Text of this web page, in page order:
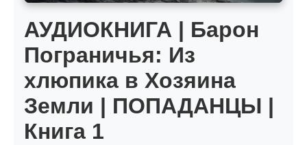
АУДИОКНИГА | Барон
Пограничья: Из
хлюпика в Хозяина
Земли | ПОПАДАНЦЫ |
Книга 1